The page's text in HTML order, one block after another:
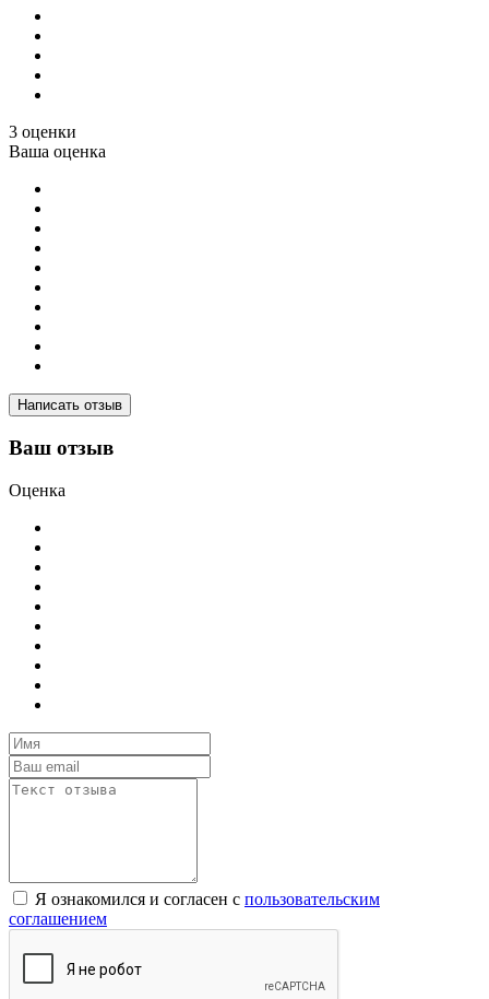
3 оценки
Ваша оценка
Написать отзыв
Ваш отзыв
Оценка
Я ознакомился и согласен с пользовательским
соглашением